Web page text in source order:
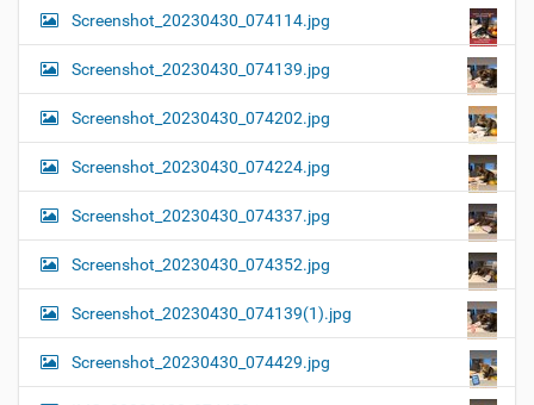
Screenshot_20230430_074114.jpg
Screenshot_20230430_074139.jpg
Screenshot_20230430_074202.jpg
Screenshot_20230430_074224.jpg
Screenshot_20230430_074337.jpg
Screenshot_20230430_074352.jpg
Screenshot_20230430_074139(1).jpg
Screenshot_20230430_074429.jpg